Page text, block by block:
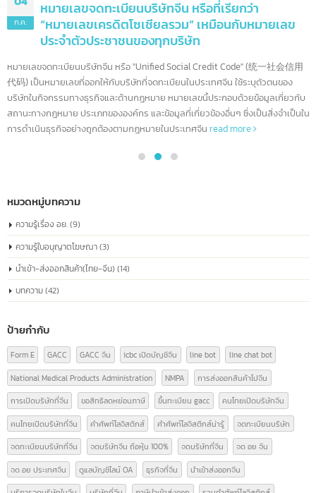
04 ทำความรู้จัก China Registration number
หมายเลขจดทะเบียนบริษัทจีน หรือที่เรียกว่า
ประจำตัวประชาชนของทุกบริษัท
代码) เป็นหมายเลขที่ออกให้กับบริษัทที่จดทะเบียนในประเทศจีน ใช้ระบุตัวตนของ
บริษัทในกิจกรรมทางธุรกิจและด้านกฎหมาย หมายเลขนี้ประกอบด้วยข้อมูลเกี่ยว
สถานะทางกฎหมาย ประเภทขององค์กร และข้อมูลที่เกี่ยวข้องอื่นๆ ซึ่งเป็นสิ่งจำเป็
การดำเนินธุรกิจอย่างถูกต้องตามกฎหมายในประเทศจีน
หมวดหมู่บทความ
ความรู้เรื่อง อย. (9)
ความรู้ใบอนุญาตโฆษณา(3)
นำเข้า-ส่งออกสินค้า(ไทย-จีน)(14)
บทความ(42)
ป้ายกำกับ
Form E GACC GACC จีน icbc เปิดบัญชีจีน line bot
line chat bot